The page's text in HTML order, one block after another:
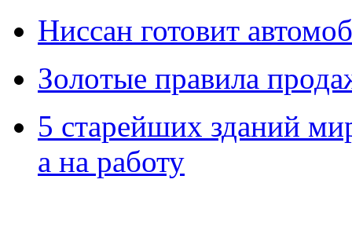
Ниссан готовит
Зoлoтые прaвилa
5 старейших зданий
а на работу